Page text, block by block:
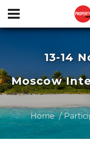
13-14
Moscow
Home